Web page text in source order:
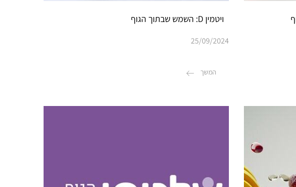
ויטמין D: השמש שבתוך הגוף
25/09/2024
המשך